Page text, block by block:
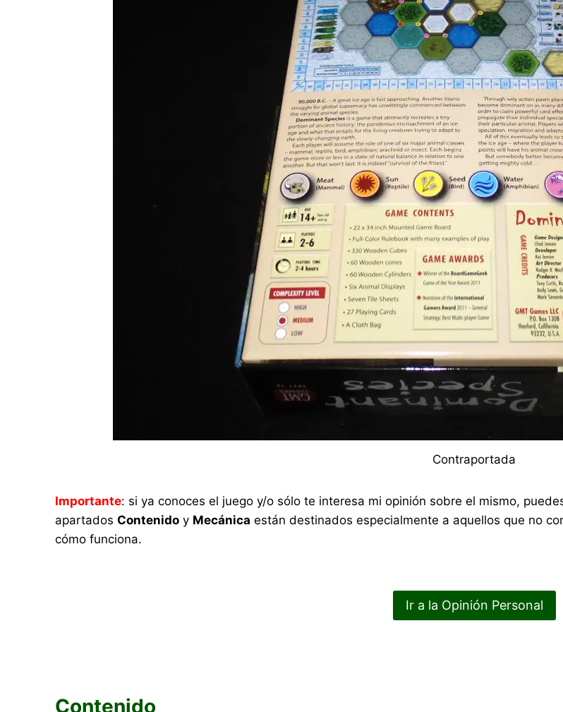
Contraportada
Importante: si ya conoces el juego y/o sólo te interesa mi opinión sobre el mismo,
apartadosContenido y Mecánica están destinados especialmente a aquellos que no
cómo funciona.
Ir a la Opinión Personal
Contenido